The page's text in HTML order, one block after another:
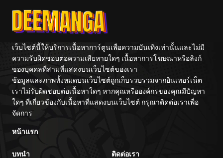
เว็บไซต์นี้ให้บริการเนื้อหาการ์ตูนเพื่อความบันเทิงเท่านั้นและไม่มี
ความรับผิดชอบต่อความเสียหายใดๆ เนื้อหาการโฆษณาหรือลิงก์
ของบุคคลที่สามที่แสดงบนเว็บไซต์ของเรา
ข้อมูลและภาพทั้งหมดบนเว็บไซต์ถูกเก็บรวบรวมจากอินเทอร์เน็ต
เราไม่รับผิดชอบต่อเนื้อหาใดๆ หากคุณหรือองค์กรของคุณมีปัญหา
ใดๆ ที่เกี่ยวข้องกับเนื้อหาที่แสดงบนเว็บไซต์ กรุณาติดต่อเราเพื่อ
จัดการ
หน้าแรก
บทนำ ติดต่อเรา